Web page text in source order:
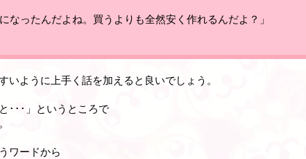
なったんだよね。買うよりも全然安く作れるんだよ？」
いように上手く話を加えると良いでしょう。
･･･」というところで
ワードから